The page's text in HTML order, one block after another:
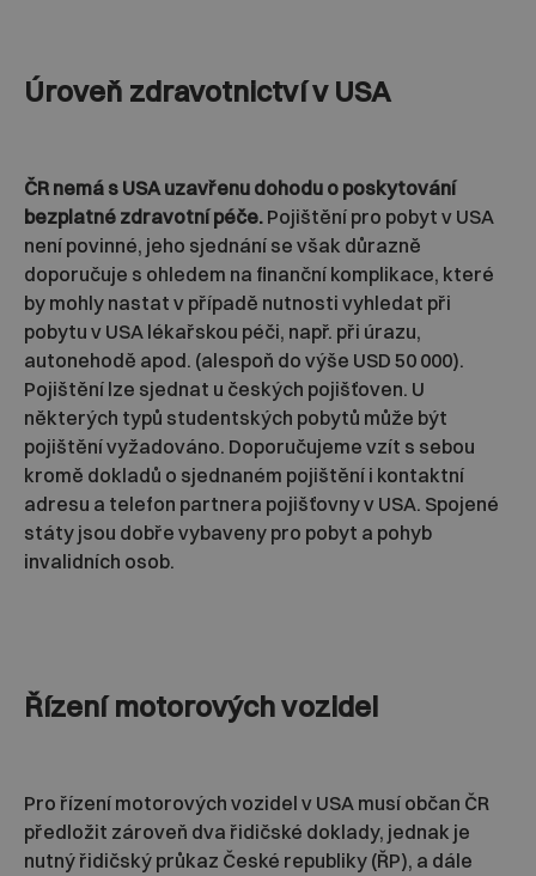
Úroveň zdravotnictví v USA
ČR nemá s USA uzavřenu dohodu o poskytování
bezplatné zdravotní péče. Pojištění pro pobyt v USA
není povinné, jeho sjednání se však důrazně
doporučuje s ohledem na finanční komplikace, které
by mohly nastat v případě nutnosti vyhledat při
pobytu v USA lékařskou péči, např. při úrazu,
autonehodě apod. (alespoň do výše USD 50 000).
Pojištění lze sjednat u českých pojišťoven. U
některých typů studentských pobytů může být
pojištění vyžadováno. Doporučujeme vzít s sebou
kromě dokladů o sjednaném pojištění i kontaktní
adresu a telefon partnera pojišťovny v USA. Spojené
státy jsou dobře vybaveny pro pobyt a pohyb
invalidních osob.
Řízení motorových vozidel
Pro řízení motorových vozidel v USA musí občan ČR
předložit zároveň dva řidičské doklady, jednak je
nutný řidičský průkaz České republiky (ŘP), a dále